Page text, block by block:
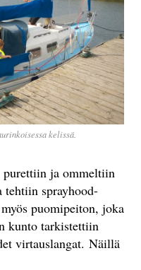
kelissä.
purettiin ja ommeltiin
sprayhood-
puomipeiton, joka
kunto tarkistettiin
virtauslangat. Näillä